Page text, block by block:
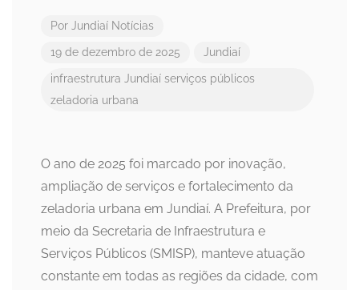
Por Jundiaí Notícias
19 de dezembro de 2025 Jundiaí
infraestrutura Jundiaí serviços públicos
zeladoria urbana
O ano de 2025 foi marcado por inovação,
ampliação de serviços e fortalecimento da
zeladoria urbana em Jundiaí. A Prefeitura, por
meio da Secretaria de Infraestrutura e
Serviços Públicos (SMISP), manteve atuação
constante em todas as regiões da cidade, com